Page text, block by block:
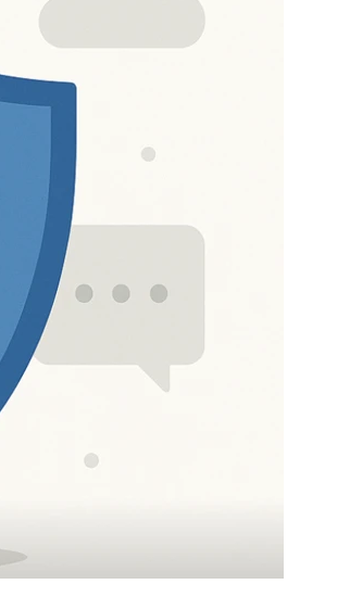
e-commerce platformen, b-2-b bedrijven
festivals, cultuur-educatie
GGZ instellingen, zorg-organisaties
onze nieuwsbrief